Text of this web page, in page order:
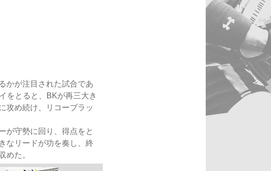
かが注目された試合であ
をとると、BKが再三大き
攻め続け、リコーブラッ
が守勢に回り、得点をと
なリードが功を奏し、終
めた。